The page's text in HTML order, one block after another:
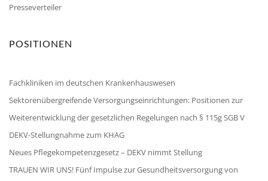
Presseverteiler
POSITIONEN
Fachkliniken im deutschen Krankenhauswesen
Sektorenübergreifende Versorgungseinrichtungen: Positionen zur
Weiterentwicklung der gesetzlichen Regelungen nach § 115g SGB V
DEKV-Stellungnahme zum KHAG
Neues Pflegekompetenzgesetz – DEKV nimmt Stellung
TRAUEN WIR UNS! Fünf Impulse zur Gesundheitsversorgung von